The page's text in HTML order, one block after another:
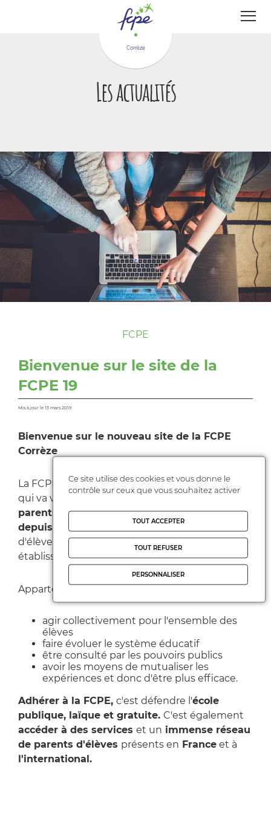
Corrèze
Les actualités
FCPE
Bienvenue sur le site de la
FCPE 19
Mis à jour le 13 mars 2019
Bienvenue sur le nouveau site de la FCPE
Corrèze
La FCPE vous apporte une structure reconnue
qui va vous
soutenir dans votre rôle de
parents d'élèves. C'est cette forcestructurée
depuis plus de 70 ans
qui a permis aux parents
d'élèves actuels de pouvoir participer à la vie des
établissements scolaires.
Appartenir à une fédération, c'est :
agir collectivement pour l'ensemble des
élèves
faire évoluer le système éducatif
être consulté par les pouvoirs publics
avoir les moyens de mutualiser les
expériences et donc d'être plus efficace.
Adhérer à la FCPE, c'est défendre l'école
publique, laïque et gratuite. C'est également
accéder à des services et un immense réseau
de parents d'élèves présents en France et à
l'international.
Panneau de gestion des cookies
Ce site utilise des cookies et vous donne le
contrôle sur ceux que vous souhaitez activer
TOUT ACCEPTER
TOUT REFUSER
PERSONNALISER